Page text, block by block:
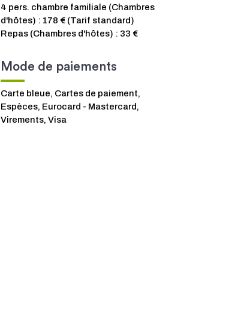
4 pers. chambre familiale (Chambres
d'hôtes) : 178 € (Tarif standard)
Repas (Chambres d'hôtes) : 33 €
Mode de paiements
Carte bleue, Cartes de paiement,
Espèces, Eurocard - Mastercard,
Virements, Visa